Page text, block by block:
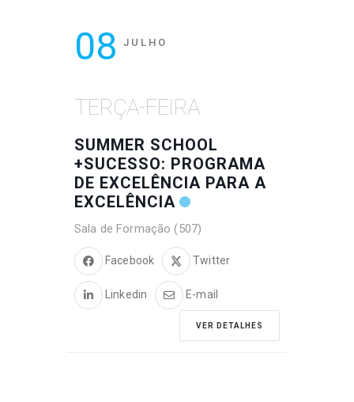
08 JULHO
TERÇA-FEIRA
SUMMER SCHOOL
+SUCESSO: PROGRAMA
DE EXCELÊNCIA PARA A
EXCELÊNCIA
Sala de Formação (507)
Facebook Twitter
Linkedin E-mail
VER DETALHES